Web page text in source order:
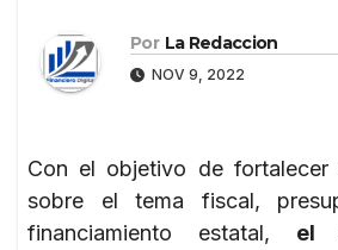
Por La Redaccion
NOV 9, 2022
Con el objetivo de fortalecer
sobre el tema fiscal,
financiamiento estatal, el